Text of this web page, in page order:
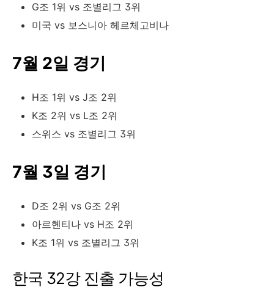
G조 1위 vs 조별리그 3위
미국 vs 보스니아 헤르체고비나
7월 2일 경기
H조 1위 vs J조 2위
K조 2위 vs L조 2위
스위스 vs 조별리그 3위
7월 3일 경기
D조 2위 vs G조 2위
아르헨티나 vs H조 2위
K조 1위 vs 조별리그 3위
한국 32강 진출 가능성